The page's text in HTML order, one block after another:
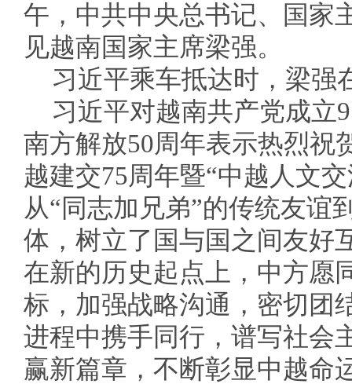
午，中共中央总书记、国家
见越南国家主席梁强。
习近平乘车抵达时，梁强
习近平对越南共产党成立
南方解放50周年表示热烈祝
越建交75周年暨“中越人文
从“同志加兄弟”的传统友谊
体，树立了国与国之间友好
在新的历史起点上，中方愿
标，加强战略沟通，密切团
进程中携手同行，谱写社会
赢新篇章，不断彰显中越命